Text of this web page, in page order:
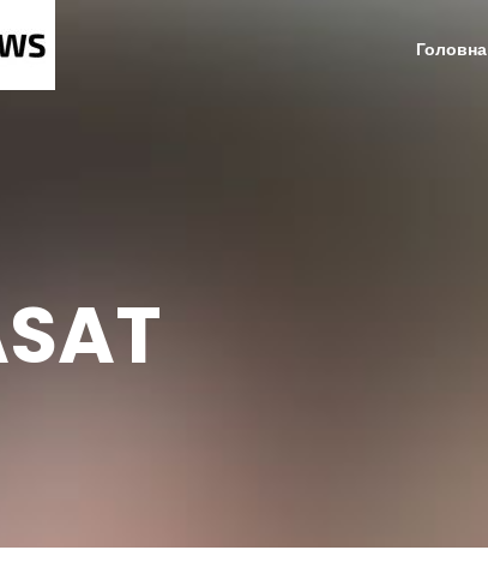
Головна